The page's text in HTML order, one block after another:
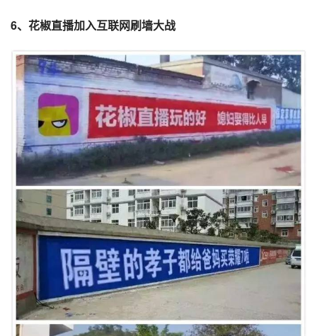
6、 花椒直播加入互联网刷墙大战